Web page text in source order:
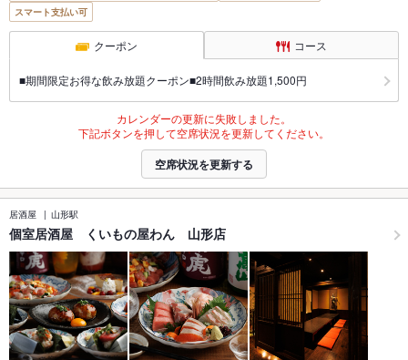
スマート支払い可
クーポン コース
■期間限定お得な飲み放題クーポン■2時間飲み放題1,500円
カレンダーの更新に失敗しました。
下記ボタンを押して空席状況を更新してください。
空席状況を更新する
居酒屋 山形駅
個室居酒屋 くいもの屋わん 山形店